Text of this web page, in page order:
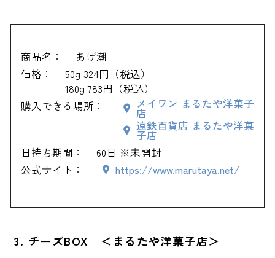
商品名：
あげ潮
価格：
50g 324円（税込）
180g 783円（税込）
購入できる場所：
メイワン まるたや洋菓子
店
遠鉄百貨店 まるたや洋菓
子店
日持ち期間：
60日 ※未開封
公式サイト：
https://www.marutaya.net/
3. チーズBOX ＜まるたや洋菓子店＞